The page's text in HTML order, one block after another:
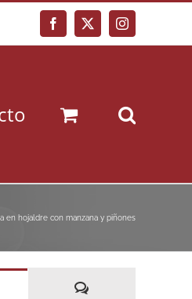
Facebook
X Instagram
en hojaldre con manzana y piñones
Comentarios